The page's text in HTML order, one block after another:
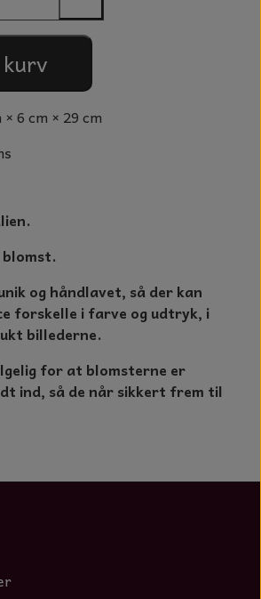
6 cm × 29 cm
og håndlavet, så der kan
forskelle i farve og udtryk, i
billederne.
for at blomsterne er
ind, så de når sikkert frem til